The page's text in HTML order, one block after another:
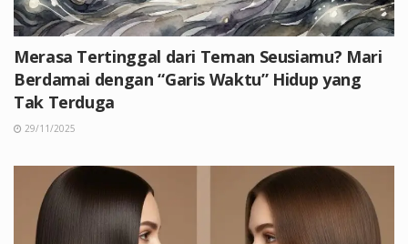
Merasa Tertinggal dari Teman Seusiamu? Mari
Berdamai dengan “Garis Waktu” Hidup yang
Tak Terduga
29/11/2025